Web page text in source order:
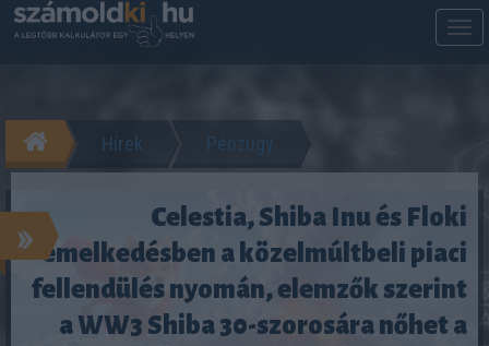
Hírek Pénzügy
»
Celestia, Shiba Inu és Floki
emelkedésben a közelmúltbeli piaci
fellendülés nyomán, elemzők szerint
a WW3 Shiba 30-szorosára nőhet a